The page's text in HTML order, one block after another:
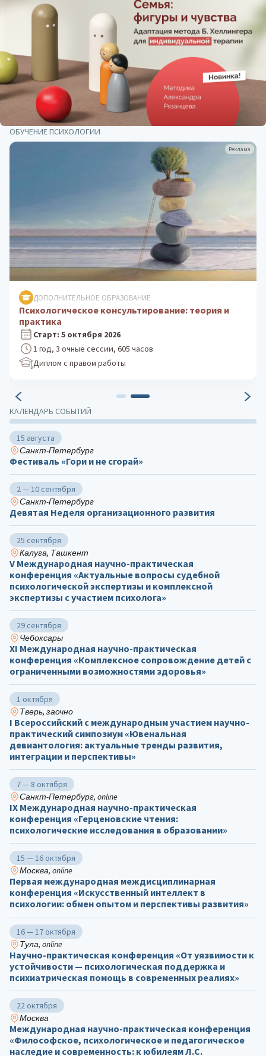
КАЛЕНДАРЬ СОБЫТИЙ
15 августа
Санкт-Петербург
Фестиваль «Гори и не сгорай»
2 — 10 сентября
Санкт-Петербург
Девятая Неделя организационного развития
25 сентября
Калуга, Ташкент
V Международная научно-практическая
конференция «Актуальные вопросы судебной
психологической экспертизы и комплексной
экспертизы с участием психолога»
29 сентября
Чебоксары
ХΙ Международная научно-практическая
конференция «Комплексное сопровождение детей с
ограниченными возможностями здоровья»
1 октября
Тверь, заочно
I Всероссийский с международным участием научно-
практический симпозиум «Ювенальная
девиантология: актуальные тренды развития,
интеграции и перспективы»
7 — 8 октября
Санкт-Петербург, online
IX Международная научно-практическая
конференция «Герценовские чтения:
психологические исследования в образовании»
15 — 16 октября
Москва, online
Первая международная междисциплинарная
конференция «Искусственный интеллект в
психологии: обмен опытом и перспективы развития»
16 — 17 октября
Тула, online
Научно-практическая конференция «От уязвимости к
устойчивости — психологическая поддержка и
психиатрическая помощь в современных реалиях»
22 октября
Москва
Международная научно-практическая конференция
«Философское, психологическое и педагогическое
наследие и современность: к юбилеям Л.С.
ОБУЧЕНИЕ ПСИХОЛОГИИ
Реклама
ДОПОЛНИТЕЛЬНОЕ ОБРАЗОВАНИЕ
Психологическое консультирование: теория и
практика
Старт: 5 октября 2026
1 год, 3 очные сессии, 605 часов
Диплом с правом работы